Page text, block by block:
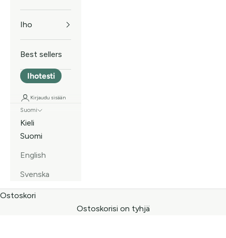
Iho
Best sellers
Ihotesti
Kirjaudu sisään
Suomi
Kieli
Suomi
English
Svenska
Ostoskori
Ostoskorisi on tyhjä